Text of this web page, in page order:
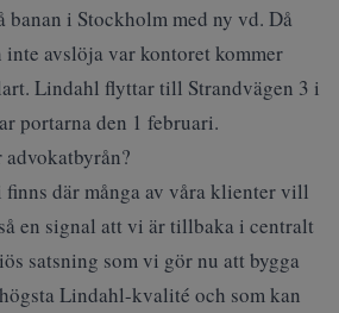
i Stockholm med ny vd. Då
avslöja var kontoret kommer
Lindahl flyttar till Strandvägen 3 i
portarna den 1 februari.
där många av våra klienter vill
en signal att vi är tillbaka i centralt
satsning som vi gör nu att bygga
Lindahl-kvalité och som kan